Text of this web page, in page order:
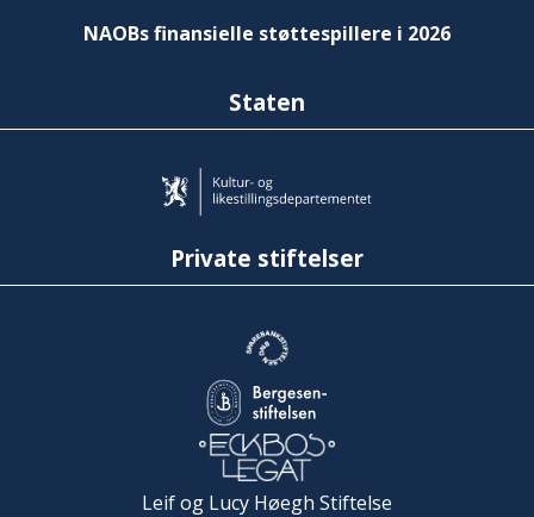
NAOBs finansielle støttespillere i 2026
Staten
Private stiftelser
Leif og Lucy Høegh Stiftelse